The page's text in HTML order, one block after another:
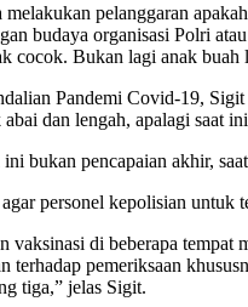
melakukan pelanggaran
budaya organisasi Polri
cocok. Bukan lagi anak buah
Pandemi Covid-19,
dan lengah, apalagi saat
bukan pencapaian akhir,
personel kepolisian untuk
vaksinasi di beberapa
terhadap pemeriksaan
tiga,” jelas Sigit.